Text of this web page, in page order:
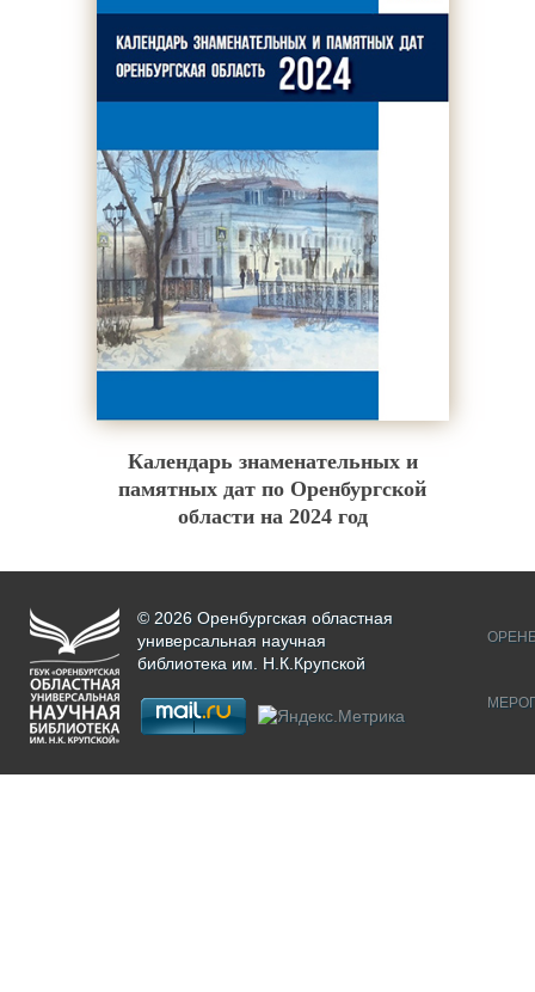
Календарь знаменательных и
памятных дат по Оренбургской
области на 2024 год
© 2026 Оренбургская областная
универсальная научная
библиотека им. Н.К.Крупской